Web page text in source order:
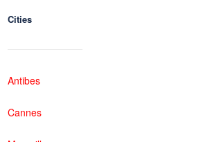
Cities
Antibes
Cannes